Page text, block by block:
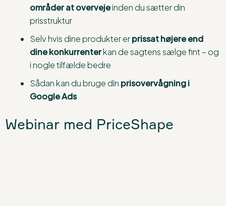
områder at overvejeinden du sætter din
prisstruktur
Selv hvis dine produkter erprissat højere end
dine konkurrenterkan de sagtens sælge fint – og
i nogle tilfælde bedre
Sådan kan du bruge din prisovervågning i
Google Ads
Webinar med PriceShape